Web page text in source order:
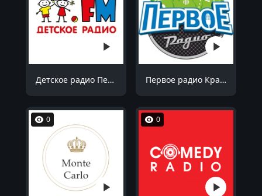
Детское радио Пенза 99.1 FM Первое радио Краснодар 102.7 FM
0 0